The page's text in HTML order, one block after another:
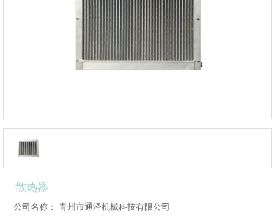
散热器
公司名称：
青州市通泽机械科技有限公司